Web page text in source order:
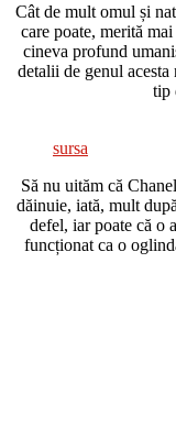
Cât de mult omul și
care poate, merită
cineva profund
detalii de genul
tip
sursa
Să nu uităm că
dăinuie, iată, mult
defel, iar poate că o
funcționat ca o